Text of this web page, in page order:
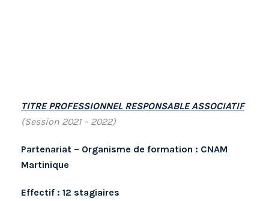
TITRE PROFESSIONNEL RESPONSABLE ASSOCIATIF
(Session 2021 – 2022)
Partenariat – Organisme de formation : CNAM
Martinique
Effectif : 12 stagiaires